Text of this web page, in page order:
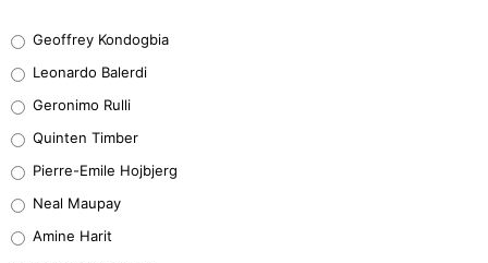
38%
32%
5%
1%
Geoffrey Kondogbia
Leonardo Balerdi
Geronimo Rulli
Quinten Timber
Pierre-Emile Hojbjerg
Neal Maupay
Amine Harit